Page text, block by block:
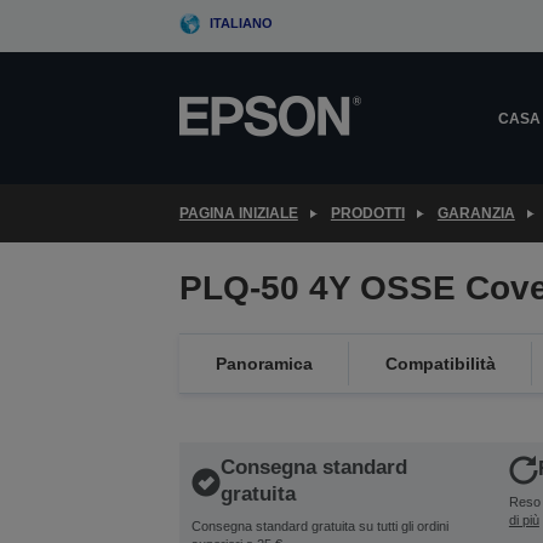
ITALIANO
CASA
PAGINA INIZIALE PRODOTTI GARANZIA
PLQ-50 4Y OSSE
Panoramica Compatibilità
Consegna standard
gratuita
Consegna standard gratuita su tutti gli ordini
Reso
di più